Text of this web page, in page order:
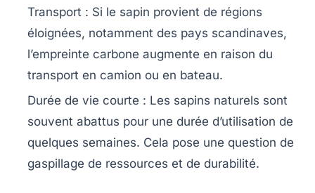
Transport : Si le sapin provient de régions
éloignées, notamment des pays scandinaves,
l’empreinte carbone augmente en raison du
transport en camion ou en bateau.
Durée de vie courte : Les sapins naturels sont
souvent abattus pour une durée d’utilisation de
quelques semaines. Cela pose une question de
gaspillage de ressources et de durabilité.